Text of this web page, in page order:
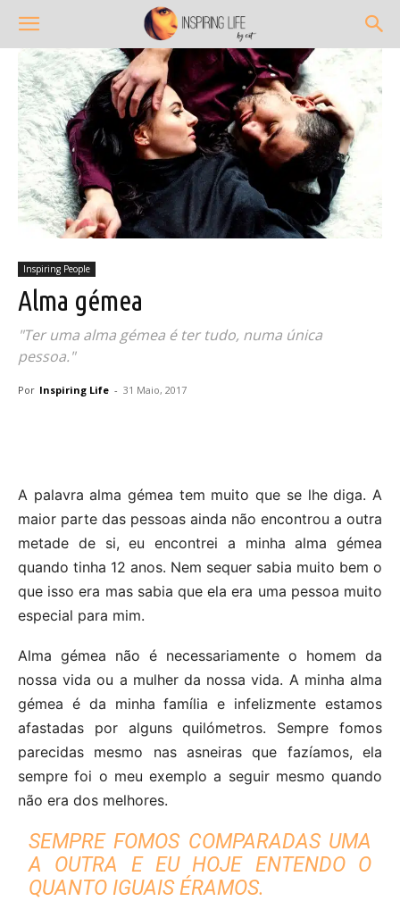
Inspiring People
Alma gémea
"Ter uma alma gémea é ter tudo, numa única
pessoa."
Por Inspiring Life - 31 Maio, 2017
A palavra alma gémea tem muito que se lhe diga. A
maior parte das pessoas ainda não encontrou a outra
metade de si, eu encontrei a minha alma gémea
quando tinha 12 anos. Nem sequer sabia muito bem o
que isso era mas sabia que ela era uma pessoa muito
especial para mim.
Alma gémea não é necessariamente o homem da
nossa vida ou a mulher da nossa vida. A minha alma
gémea é da minha família e infelizmente estamos
afastadas por alguns quilómetros. Sempre fomos
parecidas mesmo nas asneiras que fazíamos, ela
sempre foi o meu exemplo a seguir mesmo quando
não era dos melhores.
SEMPRE FOMOS COMPARADAS UMA
A OUTRA E EU HOJE ENTENDO O
QUANTO IGUAIS ÉRAMOS.